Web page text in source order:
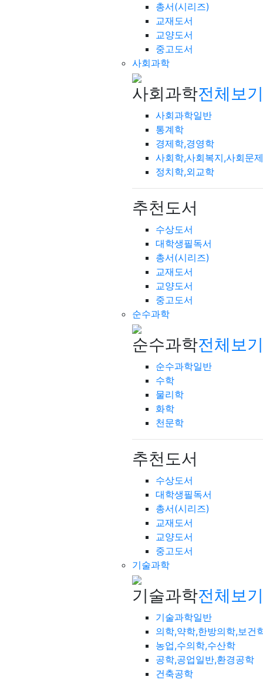
총서(시리즈)
교재도서
교양도서
중고도서
사회과학
사회과학전체보
사회과학일반
통계학
경제학,경영학
사회학,사회복지,사회문제
정치학,외교학
추천도서
수상도서
대학생필독서
총서(시리즈)
교재도서
교양도서
중고도서
순수과학
순수과학전체보
순수과학일반
수학
물리학
화학
천문학
추천도서
수상도서
대학생필독서
총서(시리즈)
교재도서
교양도서
중고도서
기술과학
기술과학전체보
기술과학일반
의학,약학,한방의학,보건
농업,수의학,수산학
공학,공업일반,환경공학
건축공학